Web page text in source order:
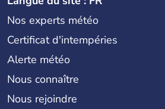
Nos experts météo
Certificat d'intempéries
Alerte météo
Nous connaître
Nous rejoindre